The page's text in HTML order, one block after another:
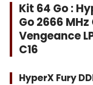
Kit 64 Go :
Go 2666
Vengeance
C16
HyperX Fury